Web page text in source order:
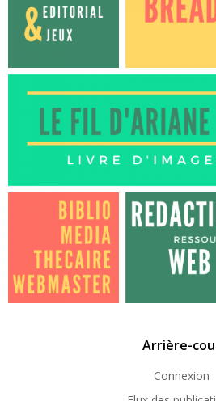
Arrière-
Connexion